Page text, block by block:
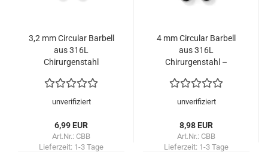
3,2 mm Circular Barbell
aus 316L
Chirurgenstahl
unverifiziert
6,99 EUR
Art.Nr.: CBB
Lieferzeit: 1-3 Tage
4 mm Circular Barbell
aus 316L
Chirurgenstahl –
Innengewinde
unverifiziert
8,98 EUR
Art.Nr.: CBB
Lieferzeit: 1-3 Tage